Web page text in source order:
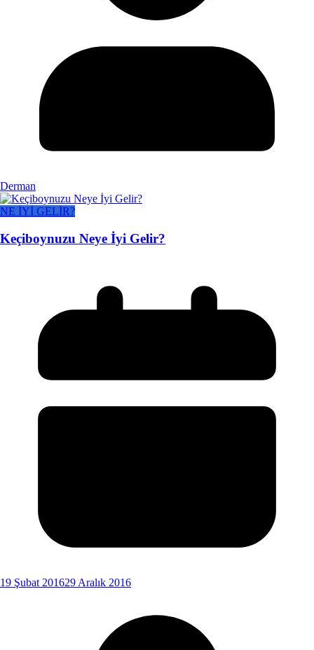
Derman
NE İYİ GELİR?
Keçiboynuzu Neye İyi Gelir?
19 Şubat 201629 Aralık 2016